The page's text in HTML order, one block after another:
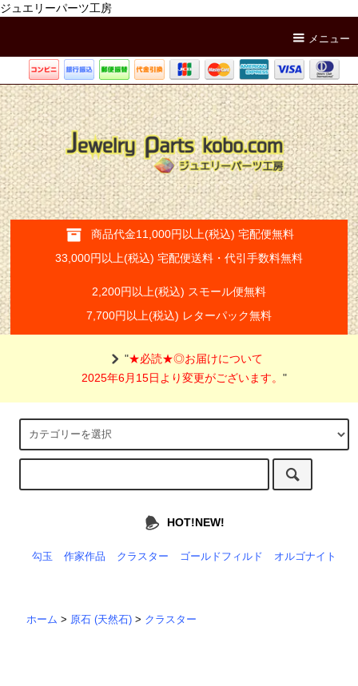
ジュエリーパーツ工房
メニュー
商品代金11,000円以上(税込) 宅配便無料
33,000円以上(税込) 宅配便送料・代引手数料無料
2,200円以上(税込) スモール便無料
7,700円以上(税込) レターパック無料
"★必読★◎お届けについて
2025年6月15日より変更がございます。"
HOT!NEW!
勾玉 作家作品 クラスター ゴールドフィルド オルゴナイト
ホーム > 原石 (天然石) > クラスター